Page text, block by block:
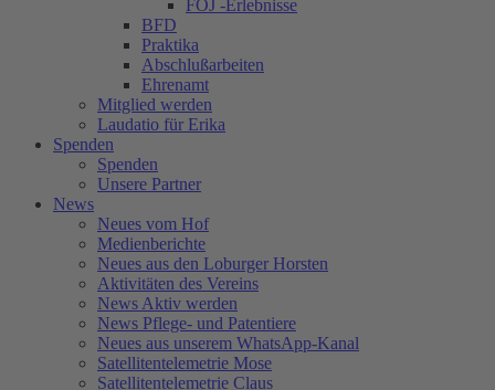
FÖJ -Erlebnisse
BFD
Praktika
Abschlußarbeiten
Ehrenamt
Mitglied werden
Laudatio für Erika
Spenden
Spenden
Unsere Partner
News
Neues vom Hof
Medienberichte
Neues aus den Loburger Horsten
Aktivitäten des Vereins
News Aktiv werden
News Pflege- und Patentiere
Neues aus unserem WhatsApp-Kanal
Satellitentelemetrie Mose
Satellitentelemetrie Claus